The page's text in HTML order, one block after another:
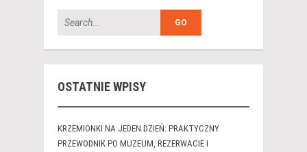
OSTATNIE WPISY
KRZEMIONKI NA JEDEN DZIEŃ: PRAKTYCZNY
PRZEWODNIK PO MUZEUM, REZERWACIE I